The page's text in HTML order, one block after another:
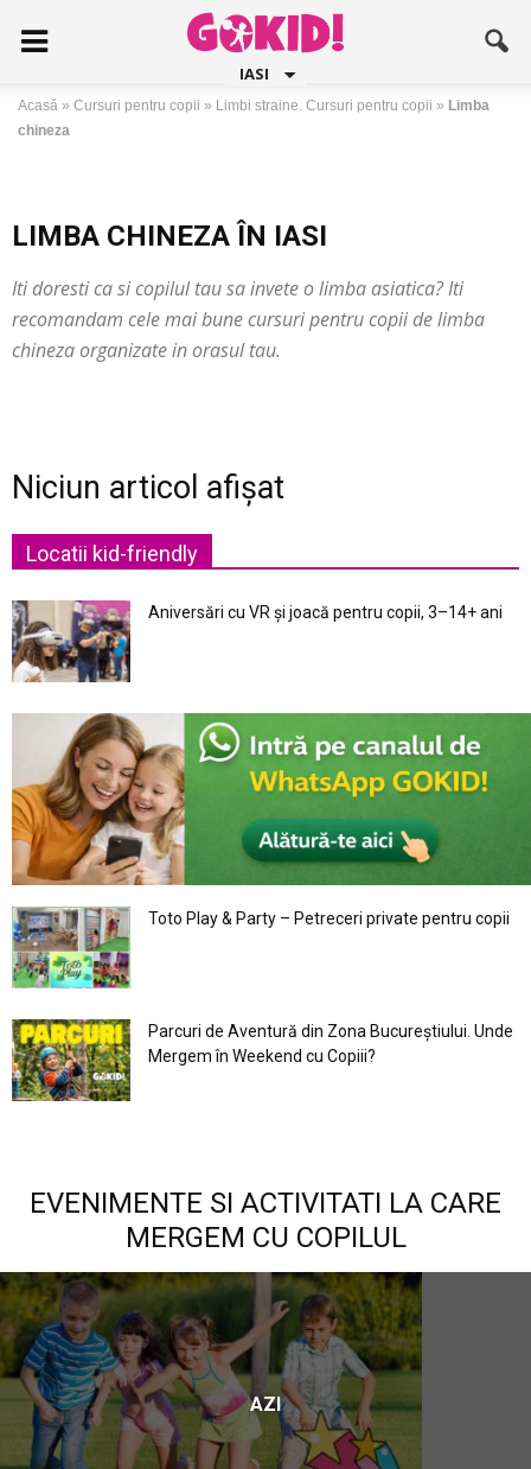
IASI
Acasă » Cursuri pentru copii » Limbi straine. Cursuri pentru copii » Limba
chineza
LIMBA CHINEZA ÎN IASI
Iti doresti ca si copilul tau sa invete o limba asiatica? Iti
recomandam cele mai bune cursuri pentru copii de limba
chineza organizate in orasul tau.
Niciun articol afișat
Locatii kid-friendly
Aniversări cu VR și joacă pentru copii, 3–14+ ani
Toto Play & Party – Petreceri private pentru copii
Parcuri de Aventură din Zona Bucureştiului. Unde
Mergem în Weekend cu Copiii?
EVENIMENTE SI ACTIVITATI LA CARE
MERGEM CU COPILUL
AZI